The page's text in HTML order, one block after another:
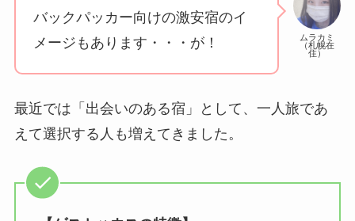
ムラカミ
（札幌在
住）
バックパッカー向けの激安宿のイ
メージもあります・・・が！
最近では「出会いのある宿」として、一人旅であ
えて選択する人も増えてきました。